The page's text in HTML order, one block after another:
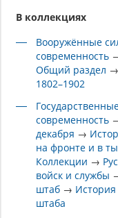
В коллекциях
Вооружённые
современность
Общий раздел
1802–1902
современность
декабря →
на фронте и в
Коллекции →
войск и службы
штаб →
штаба